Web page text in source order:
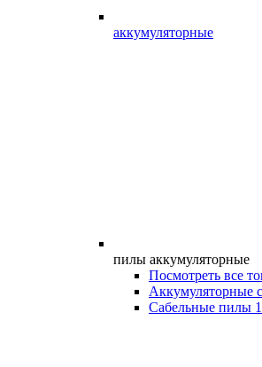
аккумуляторные
пилы аккумуляторные
Посмотреть все
Аккумуляторные
Сабельные пилы